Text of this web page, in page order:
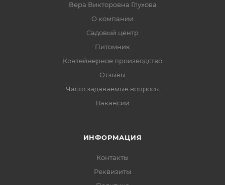
Вера Викторовна Глухова
О компании
Садовый центр
Питомник
Контейнерное производство
Отзывы
Часто задаваемые вопросы
Вакансии
ИНФОРМАЦИЯ
Контакты
Реквизиты